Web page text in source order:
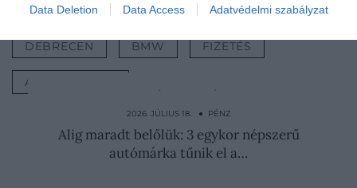
Data Deletion Data Access Adatvédelmi szabályzat
Nyitókép:Illusztráció/ Ceri Breeze / Shutterstock
DEBRECEN BMW FIZETÉS
AUTÓGYÁRTÁS
DeltaTrace: így válik érthetővé a Forma-1
2026. JÚLIUS 18. ● PÉNZ
Alig maradt belőlük: 3 egykor népszerű
autómárka tűnik el a…